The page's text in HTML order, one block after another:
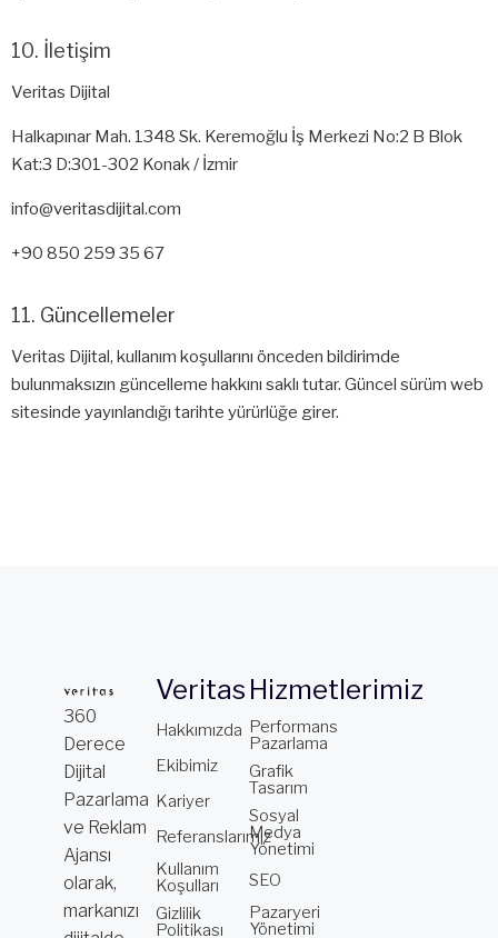
10. İletişim
Veritas Dijital
Halkapınar Mah. 1348 Sk. Keremoğlu İş Merkezi No:2 B Blok
Kat:3 D:301-302 Konak / İzmir
info@veritasdijital.com
+90 850 259 35 67
11. Güncellemeler
Veritas Dijital, kullanım koşullarını önceden bildirimde
bulunmaksızın güncelleme hakkını saklı tutar. Güncel sürüm web
sitesinde yayınlandığı tarihte yürürlüğe girer.
360
Derece
Dijital
Pazarlama
ve Reklam
Ajansı
olarak,
markanızı
Veritas
Hakkımızda
Ekibimiz
Kariyer
Referanslarımız
Kullanım
Koşulları
Gizlilik
Politikası
Hizmetlerimiz
Performans
Pazarlama
Grafik
Tasarım
Sosyal
Medya
Yönetimi
SEO
Pazaryeri
Yönetimi